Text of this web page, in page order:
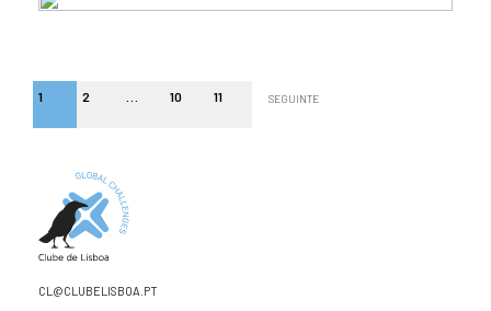
1 2 10 11 SEGUINTE
CL@CLUBELISBOA.PT